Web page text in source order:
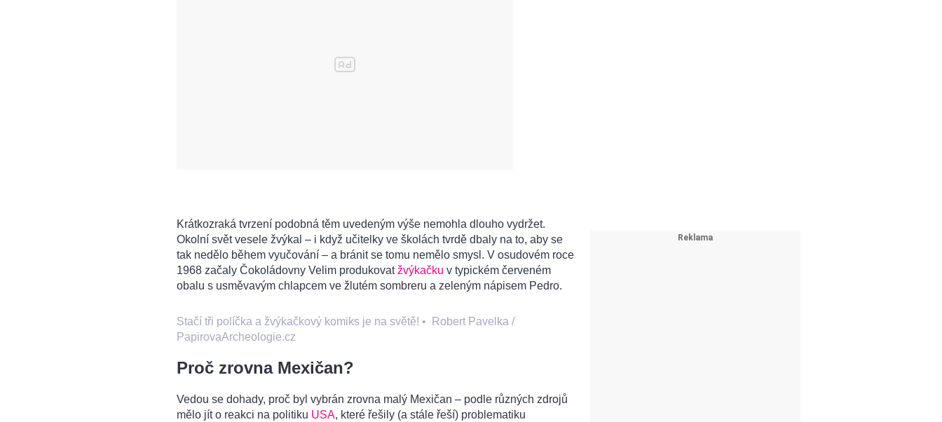
Krátkozraká tvrzení podobná těm uvedeným výše nemohla dlouho vydržet.
Okolní svět vesele žvýkal – i když učitelky ve školách tvrdě dbaly na to, aby se
tak nedělo během vyučování – a bránit se tomu nemělo smysl. V osudovém roce
1968 začaly Čokoládovny Velim produkovatžvýkačku v typickém červeném
obalu s usměvavým chlapcem ve žlutém sombreru a zeleným nápisem Pedro.
Stačí tři políčka a žvýkačkový komiks je na světě! •
Robert Pavelka /
PapirovaArcheologie.cz
Proč zrovna Mexičan?
Vedou se dohady, proč byl vybrán zrovna malý Mexičan – podle různých zdrojů
mělo jít o reakci na politiku USA, které řešily (a stále řeší) problematiku